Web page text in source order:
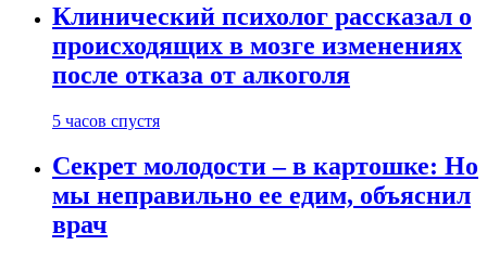
Клинический психолог рассказал о
происходящих в мозге изменениях
после отказа от алкоголя
5 часов спустя
Секрет молодости – в картошке: Но
мы неправильно ее едим, объяснил
врач